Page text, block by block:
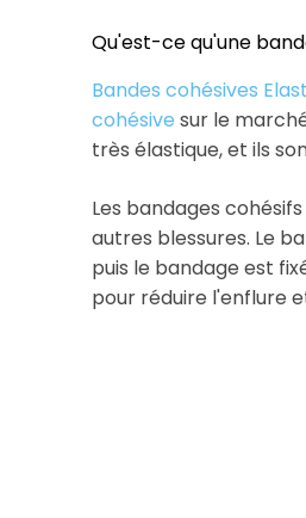
Qu'est-ce qu'une
Bandes cohésives
cohésive sur le
très élastique, et ils
Les bandages
autres blessures. Le
puis le bandage est
pour réduire l'enflure